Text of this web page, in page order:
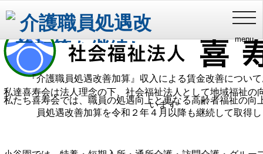
menu
健やかな長寿・家族との絆・豊かな地域福祉
私達喜寿会は法人理念の下、社会福祉法人として地域福祉の
います
介護職員処遇改善加算を継続して取得
『介護職員処遇改善加算』収入による賃金改善につい
私たち喜寿会では、職員の処遇向上と更なる高齢者福祉の向
員処遇改善加算を令和２年４月以降も継続して取得